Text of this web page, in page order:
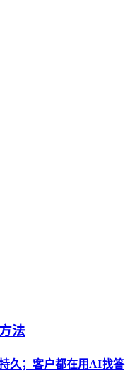
法
久；客户都在用AI找答